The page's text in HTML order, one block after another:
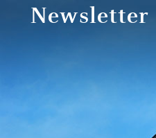
Newsletter